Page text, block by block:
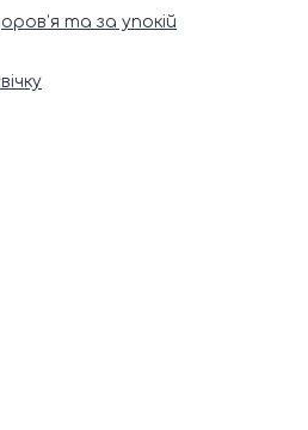
та за упокій